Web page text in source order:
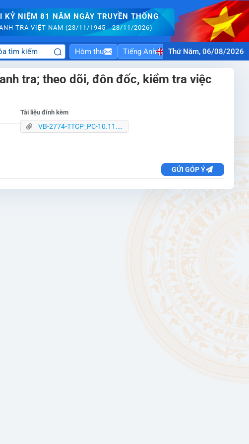
KỶ NIỆM 81 NĂM NGÀY TRUYỀN THỐNG
TRA VIỆT NAM (23/11/1945 - 23/11/2026)
Hòm thư Tiếng Anh Thứ Năm, 06/08/2026
tra; theo dõi, đôn đốc, kiểm tra việc
Tài liệu đính kèm
VB-2774-TTCP_PC-10.11.25-Gửi các Bộ, ngành, địa phương về TT HD TH thanh tra.pdf
GỬI GÓP Ý